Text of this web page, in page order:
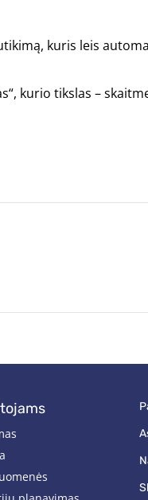
kuris leis
kurio tikslas –